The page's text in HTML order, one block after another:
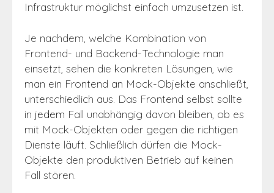
Infrastruktur möglichst einfach umzusetzen ist.
Je nachdem, welche Kombination von
Frontend- und Backend-Technologie man
einsetzt, sehen die konkreten Lösungen, wie
man ein Frontend an Mock-Objekte anschließt,
unterschiedlich aus. Das Frontend selbst sollte
in jedem Fall unabhängig davon bleiben, ob es
mit Mock-Objekten oder gegen die richtigen
Dienste läuft. Schließlich dürfen die Mock-
Objekte den produktiven Betrieb auf keinen
Fall stören.